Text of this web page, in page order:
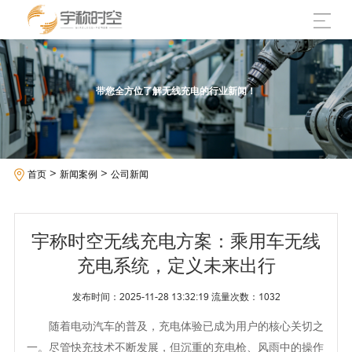
带您全方位了解无线充电的行业新闻！
首页> 新闻案例 > 公司新闻
宇称时空无线充电方案：乘用车无线
充电系统，定义未来出行
发布时间：2025-11-28 13:32:19 流量次数： 1032
随着电动汽车的普及，充电体验已成为用户的核心关切之
一。尽管快充技术不断发展，但沉重的充电枪、风雨中的操作